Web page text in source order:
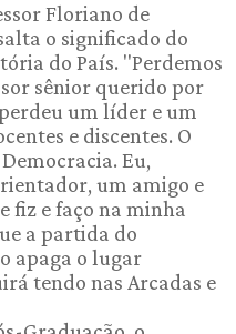
Floriano de
o significado do
do País. "Perdemos
sênior querido por
um líder e um
e discentes. O
Eu,
um amigo e
fiz e faço na minha
a partida do
apaga o lugar
tendo nas Arcadas e